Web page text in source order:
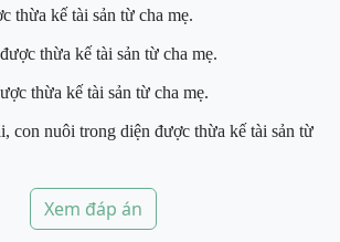
thừa kế tài sản từ cha mẹ.
thừa kế tài sản từ cha mẹ.
thừa kế tài sản từ cha mẹ.
con nuôi trong diện được thừa kế tài sản từ
Xem đáp án